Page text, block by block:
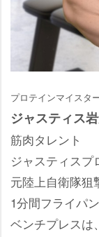
プロテインマイスタ
ジャスティス
筋肉タレント
ジャスティスプ
元陸上自衛隊狙
1分間フライパ
ベンチプレスは